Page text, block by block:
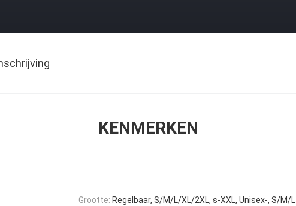
KENMERKEN
Grootte: Regelbaar, S/M/L/XL/2XL, s-XXL, Unisex-, S/M/L